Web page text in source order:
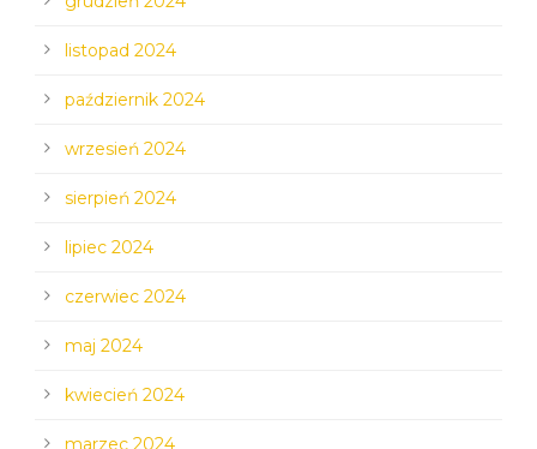
listopad 2024
październik 2024
wrzesień 2024
sierpień 2024
lipiec 2024
czerwiec 2024
maj 2024
kwiecień 2024
marzec 2024